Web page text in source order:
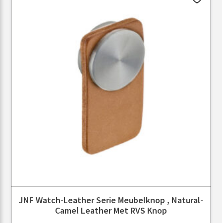
JNF Watch-Leather Serie Meubelknop , Natural-
Camel Leather Met RVS Knop